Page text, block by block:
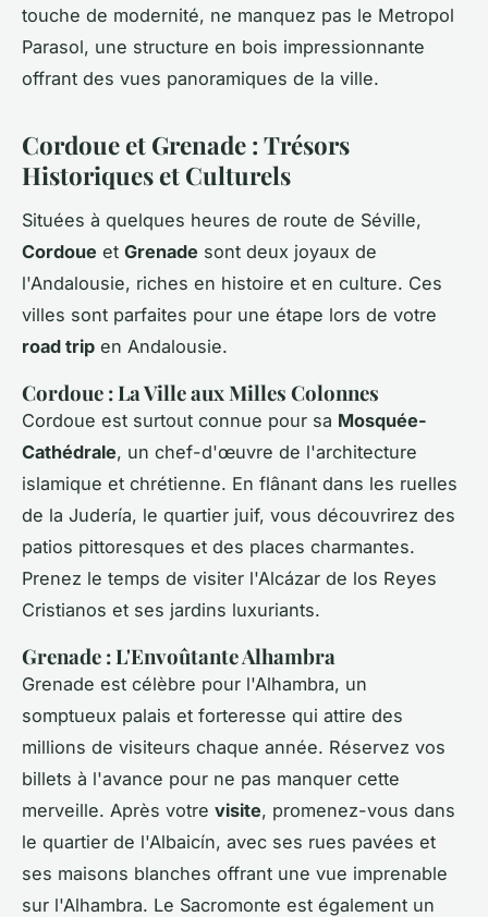
touche de modernité, ne manquez pas le Metropol
Parasol, une structure en bois impressionnante
offrant des vues panoramiques de la ville.
Cordoue et Grenade : Trésors
Historiques et Culturels
Situées à quelques heures de route de Séville,
Cordoue et Grenade sont deux joyaux de
l'Andalousie, riches en histoire et en culture. Ces
villes sont parfaites pour une étape lors de votre
road trip en Andalousie.
Cordoue : La Ville aux Milles Colonnes
Cordoue est surtout connue pour sa Mosquée-
Cathédrale, un chef-d'œuvre de l'architecture
islamique et chrétienne. En flânant dans les ruelles
de la Judería, le quartier juif, vous découvrirez des
patios pittoresques et des places charmantes.
Prenez le temps de visiter l'Alcázar de los Reyes
Cristianos et ses jardins luxuriants.
Grenade : L'Envoûtante Alhambra
Grenade est célèbre pour l'Alhambra, un
somptueux palais et forteresse qui attire des
millions de visiteurs chaque année. Réservez vos
billets à l'avance pour ne pas manquer cette
merveille. Après votre visite, promenez-vous dans
le quartier de l'Albaicín, avec ses rues pavées et
ses maisons blanches offrant une vue imprenable
sur l'Alhambra. Le Sacromonte est également un